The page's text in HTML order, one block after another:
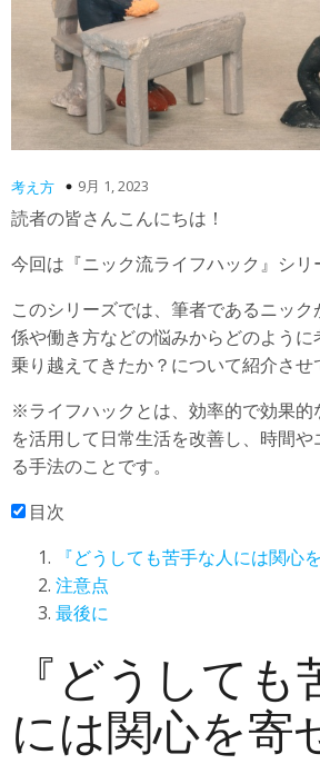
考え方 9月 1, 2023
読者の皆さんこんにちは！
今回は『ニック流ライフハック』シリ
このシリーズでは、筆者であるニッ
係や働き方などの悩みからどのように
乗り越えてきたか？について紹介させ
※ライフハックとは、効率的で効果的
を活用して日常生活を改善し、時間
る手法のことです。
目次
『どうしても苦手な人には関心
注意点
最後に
『どうしても
には関心を寄